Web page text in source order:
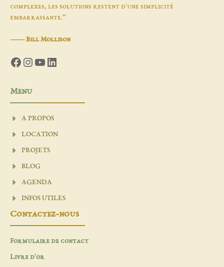
complexes, les solutions restent d'une simplicité
embarrassante.”
―Bill Mollison
Facebook
Instagram
YouTube
LinkedIn
Menu
A PROPOS
LOCATION
PROJETS
BLOG
AGENDA
INFOS UTILES
Contactez-nous
Formulaire de contact
Livre d'or